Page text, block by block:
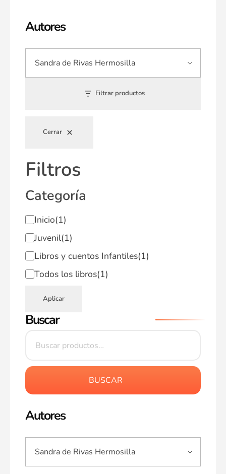
Autores
Filtrar productos
Cerrar
Filtros
Categoría
Inicio(1)
Juvenil(1)
Libros y cuentos Infantiles(1)
Todos los libros(1)
Aplicar
Buscar
BUSCAR
Autores